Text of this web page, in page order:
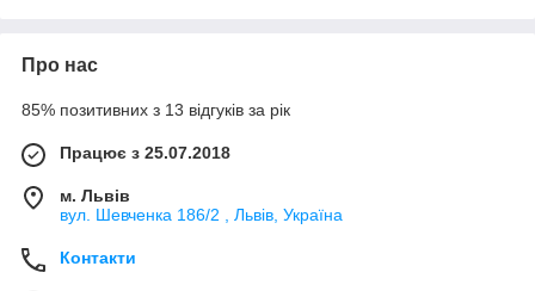
Про нас
85% позитивних з 13 відгуків за рік
Працює з 25.07.2018
м. Львів
вул. Шевченка 186/2 , Львів, Україна
Контакти